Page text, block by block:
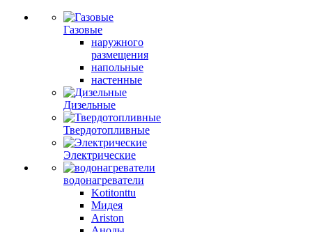
Газовые
наружного
размещения
напольные
настенные
Дизельные
Твердотопливные
Электрические
водонагреватели
Kotitonttu
Мидея
Ariston